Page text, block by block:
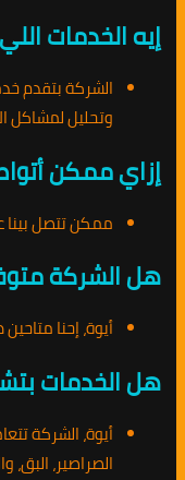
إيه الخدمات
الشركة بتقدم
وتحليل لمشاكل
إزاي ممكن
ممكن تتصل بينا على
هل الشركة
أيوة، إحنا
هل الخدمات
أيوة، الشركة
الصراصير، البق،